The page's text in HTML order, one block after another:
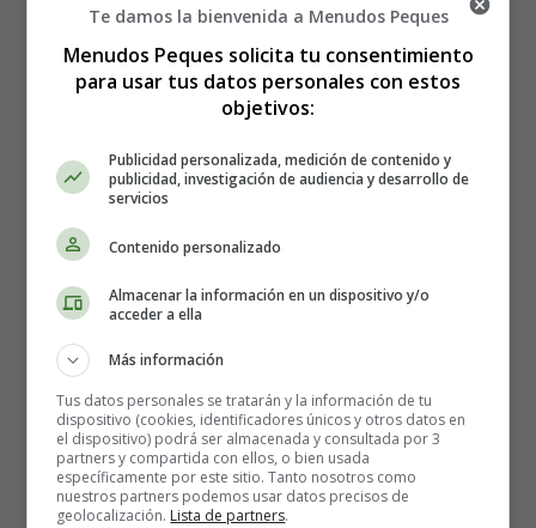
Tres gatitos
Canciones Infantiles - Canciones
Tres gatitos perdieron sus guantes
y se echaron a llorar
Te damos la bienvenida a Menudos Peques
Menudos Peques solicita tu consentimiento
para usar tus datos personales con estos
objetivos:
Publicidad personalizada, medición de contenido y
publicidad, investigación de audiencia y desarrollo de
servicios
Contenido personalizado
Almacenar la información en un dispositivo y/o
acceder a ella
Más información
Tus datos personales se tratarán y la información de tu
dispositivo (cookies, identificadores únicos y otros datos en
el dispositivo) podrá ser almacenada y consultada por 3
partners y compartida con ellos, o bien usada
específicamente por este sitio. Tanto nosotros como
nuestros partners podemos usar datos precisos de
geolocalización. Lista de partners.